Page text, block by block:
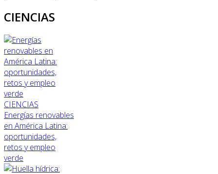
CIENCIAS
CIENCIAS
Energías renovables
en América Latina:
oportunidades,
retos y empleo
verde